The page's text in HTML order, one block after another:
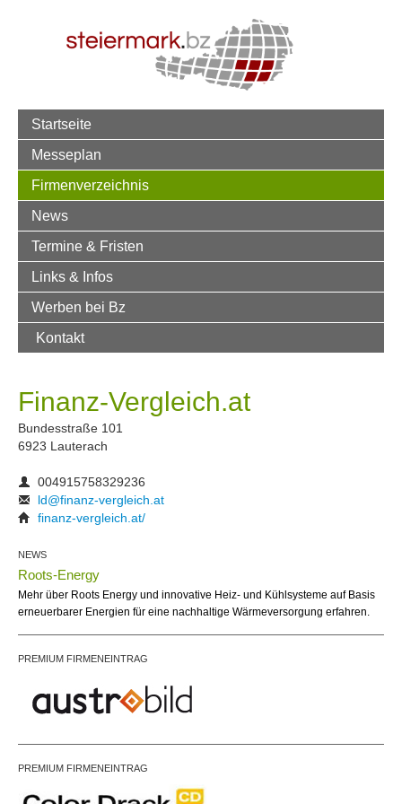
Startseite
Messeplan
Firmenverzeichnis
News
Termine & Fristen
Links & Infos
Werben bei Bz
Kontakt
Finanz-Vergleich.at
Bundesstraße 101
6923 Lauterach
004915758329236
ld@finanz-vergleich.at
finanz-vergleich.at/
NEWS
Roots-Energy
Mehr über Roots Energy und innovative Heiz- und Kühlsysteme auf Basis
erneuerbarer Energien für eine nachhaltige Wärmeversorgung erfahren.
PREMIUM FIRMENEINTRAG
PREMIUM FIRMENEINTRAG